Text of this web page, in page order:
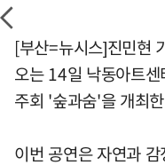
[부산=뉴시스]진민현
오는 14일 낙동아트
주회 '숲과숨'을 개최
이번 공연은 자연과